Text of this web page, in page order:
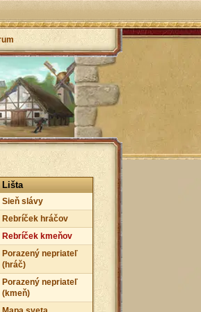
Lišta
Sieň slávy
Rebríček hráčov
Rebríček kmeňov
Porazený nepriateľ
(hráč)
Porazený nepriateľ
(kmeň)